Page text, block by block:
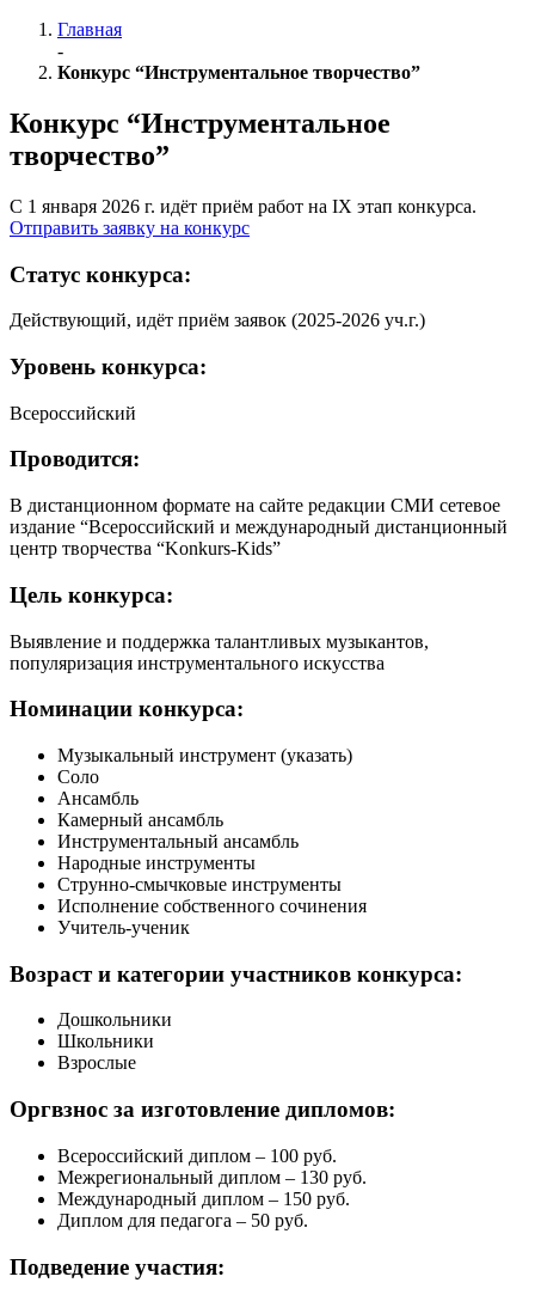
Главная
-
Конкурс “Инструментальное творчество”
Конкурс “Инструментальное
творчество”
С 1 января 2026 г. идёт приём работ на IX этап конкурса.
Отправить заявку на конкурс
Статус конкурса:
Действующий, идёт приём заявок (2025-2026 уч.г.)
Уровень конкурса:
Всероссийский
Проводится:
В дистанционном формате на сайте редакции СМИ сетевое
издание “Всероссийский и международный дистанционный
центр творчества “Konkurs-Kids”
Цель конкурса:
Выявление и поддержка талантливых музыкантов,
популяризация инструментального искусства
Номинации конкурса:
Музыкальный инструмент (указать)
Соло
Ансамбль
Камерный ансамбль
Инструментальный ансамбль
Народные инструменты
Струнно-смычковые инструменты
Исполнение собственного сочинения
Учитель-ученик
Возраст и категории участников конкурса:
Дошкольники
Школьники
Взрослые
Оргвзнос за изготовление дипломов:
Всероссийский диплом – 100 руб.
Межрегиональный диплом – 130 руб.
Международный диплом – 150 руб.
Диплом для педагога – 50 руб.
Подведение участия: